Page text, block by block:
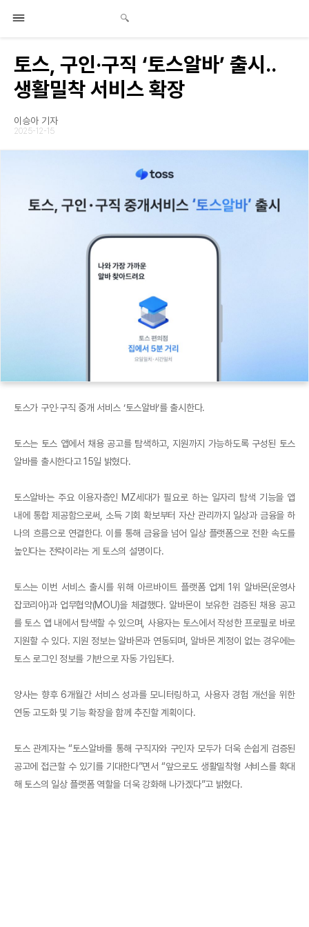
토스, 구인·구직 ‘토스알바’ 출시..
생활밀착 서비스 확장
이승아 기자
2025-12-15
토스가 구인·구직 중개 서비스 ‘토스알바’를 출시한다.
토스는 토스 앱에서 채용 공고를 탐색하고, 지원까지 가능하도록 구성된 토스
알바를 출시한다고 15일 밝혔다.
토스알바는 주요 이용자층인 MZ세대가 필요로 하는 일자리 탐색 기능을 앱
내에 통합 제공함으로써, 소득 기회 확보부터 자산 관리까지 일상과 금융을 하
나의 흐름으로 연결한다. 이를 통해 금융을 넘어 일상 플랫폼으로 전환 속도를
높인다는 전략이라는 게 토스의 설명이다.
토스는 이번 서비스 출시를 위해 아르바이트 플랫폼 업계 1위 알바몬(운영사
잡코리아)과 업무협약(MOU)을 체결했다. 알바몬이 보유한 검증된 채용 공고
를 토스 앱 내에서 탐색할 수 있으며, 사용자는 토스에서 작성한 프로필로 바로
지원할 수 있다. 지원 정보는 알바몬과 연동되며, 알바몬 계정이 없는 경우에는
토스 로그인 정보를 기반으로 자동 가입된다.
양사는 향후 6개월간 서비스 성과를 모니터링하고, 사용자 경험 개선을 위한
연동 고도화 및 기능 확장을 함께 추진할 계획이다.
토스 관계자는 “토스알바를 통해 구직자와 구인자 모두가 더욱 손쉽게 검증된
공고에 접근할 수 있기를 기대한다”면서 “앞으로도 생활밀착형 서비스를 확대
해 토스의 일상 플랫폼 역할을 더욱 강화해 나가겠다”고 밝혔다.